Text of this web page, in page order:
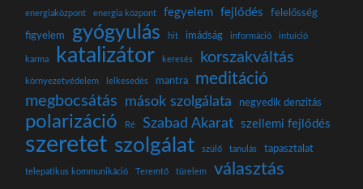
energiaközpont energia központ fegyelem fejlődés
felelősség
figyelem
gyógyulás hit imádság információ intuíció
karma katalizátor keresés korszakváltás
környezetvédelem lelkesedés mantra meditáció
megbocsátás mások szolgálata negyedik denzitás
polarizáció Ré Szabad Akarat szellemi fejlődés
szeretet szolgálat szülő tanulás tapasztalat
telepatikus kommunikáció Teremtő türelem választás